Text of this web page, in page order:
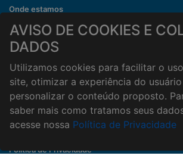
AVISO DE COOKIES E
DADOS
Utilizamos cookies para facilitar o
site, otimizar a experiência do
personalizar o conteúdo proposto.
saber mais como tratamos seus
acesse nossa Política de Privacidade
Onde estamos
Horários de atendimento
HORÁRIOS E ENTREGA
Horários de Entrega
Taxa de entrega
Cidades Atendidas
ACESSO RÁPIDO
Política de Privacidade